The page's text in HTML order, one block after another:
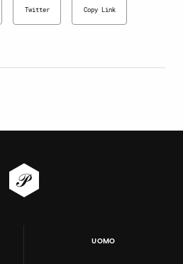
Twitter Copy Link
UOMO